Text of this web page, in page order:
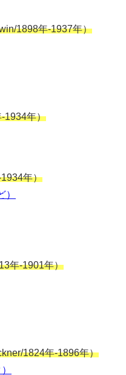
1898年-1937年）
1934年）
年）
）
年-1901年）
1824年-1896年）